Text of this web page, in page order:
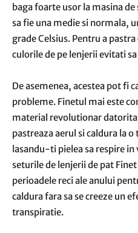
baga foarte usor la masina
sa fie una medie si normala,
grade Celsius. Pentru a
culorile de pe lenjerii evitati
De asemenea, acestea pot fi
probleme. Finetul mai este
material revolutionar datorita
pastreaza aerul si caldura la
lasandu-ti pielea sa respire
seturile de lenjerii de pat
perioadele reci ale anului
caldura fara sa se creeze un
transpiratie.